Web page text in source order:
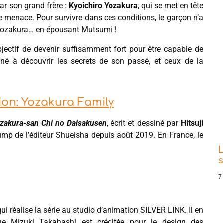
son grand frère : Kyoichiro Yozakura, qui se met en tête
Pour survivre dans ces conditions, le garçon n’a
en épousant Mutsumi !
de devenir suffisamment fort pour être capable de
à découvrir les secrets de son passé, et ceux de la
Yozakura Family
san Chi no Daisakusen, écrit et dessiné par Hitsuji
de l’éditeur Shueisha depuis août 2019. En France, le
réalise la série au studio d’animation SILVER LINK. Il en
7